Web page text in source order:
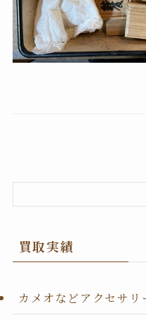
買取実績
カメオなどアクセサリ